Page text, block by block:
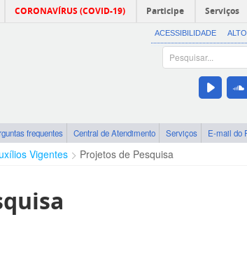
CORONAVÍRUS (COVID-19) Participe Serviços
ACESSIBILIDADE
frequentes Central de Atendimento Serviços E-mail do
Vigentes Projetos de Pesquisa